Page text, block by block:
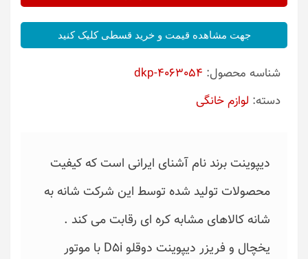
جهت مشاهده قیمت و خرید قسطی کلیک کنید
شناسه محصول: dkp-4063054
دسته: لوازم خانگی
دیپوینت برند نام آشنای ایرانی است که کیفیت
محصولات تولید شده توسط این شرکت شانه به
شانه کالاهای مشابه کره ای رقابت می کند .
یخچال و فریزر دیپوینت دوقلو D5i با موتور